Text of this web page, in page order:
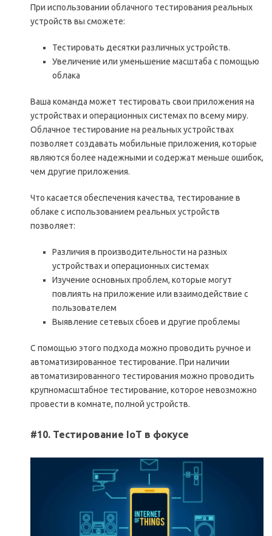
При использовании облачного тестирования реальных
устройств вы сможете:
Тестировать десятки различных устройств.
Увеличение или уменьшение масштаба с помощью
облака
Ваша команда может тестировать свои приложения на
устройствах и операционных системах по всему миру.
Облачное тестирование на реальных устройствах
позволяет создавать мобильные приложения, которые
являются более надежными и содержат меньше ошибок,
чем другие приложения.
Что касается обеспечения качества, тестирование в
облаке с использованием реальных устройств
позволяет:
Различия в производительности на разных
устройствах и операционных системах
Изучение основных проблем, которые могут
повлиять на приложение или взаимодействие с
пользователем
Выявление сетевых сбоев и другие проблемы
С помощью этого подхода можно проводить ручное и
автоматизированное тестирование. При наличии
автоматизированного тестирования можно проводить
крупномасштабное тестирование, которое невозможно
провести в комнате, полной устройств.
#10. Тестирование IoT в фокусе